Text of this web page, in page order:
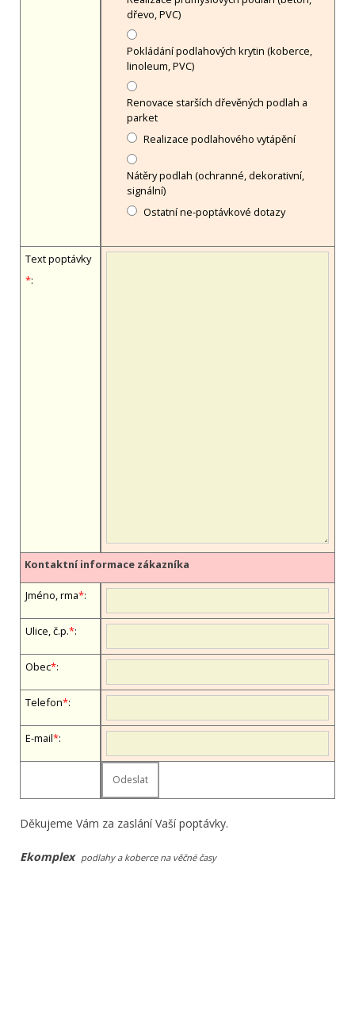
dřevo, PVC)
Pokládání podlahových krytin (koberce,
linoleum, PVC)
Renovace starších dřevěných podlah a
parket
Realizace podlahového vytápění
Nátěry podlah (ochranné, dekorativní,
signální)
Ostatní ne-poptávkové dotazy
Text poptávky
*:
Kontaktní informace zákazníka
Jméno, firma*:
Ulice, č.p.*:
Obec*:
Telefon*:
E-mail*:
Děkujeme Vám za zaslání Vaší poptávky.
Ekomplex podlahy a koberce na věčné časy